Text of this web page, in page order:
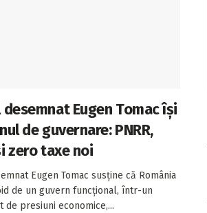
Eugen Tomac își
de guvernare: PNRR,
zero taxe noi
Eugen Tomac susține că România
de un guvern funcțional, într-un
de presiuni economice,...